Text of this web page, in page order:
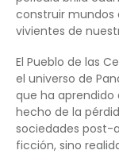
construir
vivientes de
El Pueblo de las
el universo de
que ha aprendido
hecho de la
sociedades post-
ficción, sino